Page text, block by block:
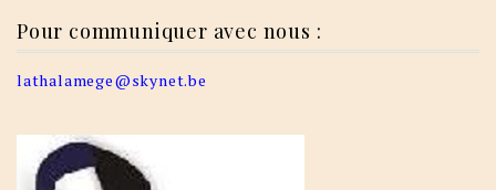
Pour communiquer avec nous :
lathalamege@skynet.be